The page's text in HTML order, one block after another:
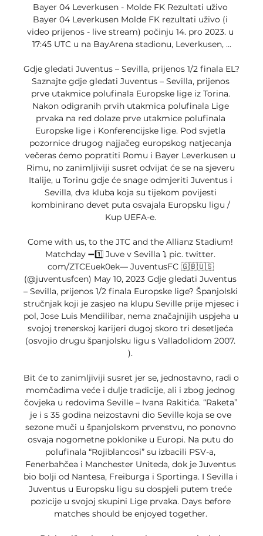
Bayer 04 Leverkusen - Molde FK Rezultati uživo
Bayer 04 Leverkusen Molde FK rezultati uživo (i
video prijenos - live stream) počinju 14. pro 2023. u
17:45 UTC u na BayArena stadionu, Leverkusen, ...
Gdje gledati Juventus – Sevilla, prijenos 1/2 finala EL?
Saznajte gdje gledati Juventus – Sevilla, prijenos
prve utakmice polufinala Europske lige iz Torina.
Nakon odigranih prvih utakmica polufinala Lige
prvaka na red dolaze prve utakmice polufinala
Europske lige i Konferencijske lige. Pod svjetla
pozornice drugog najjačeg europskog natjecanja
večeras ćemo popratiti Romu i Bayer Leverkusen u
Rimu, no zanimljiviji susret odvijat će se na sjeveru
Italije, u Torinu gdje će snage odmjeriti Juventus i
Sevilla, dva kluba koja su tijekom povijesti
kombinirano devet puta osvajala Europsku ligu /
Kup UEFA-e.
Come with us, to the JTC and the Allianz Stadium!
Matchday ➖1️⃣ Juve v Sevilla ⤵️ pic. twitter.
com/ZTCEuek0ek— JuventusFC 🇬🇧🇺🇸
(@juventusfcen) May 10, 2023 Gdje gledati Juventus
– Sevilla, prijenos 1/2 finala Europske lige? Španjolski
stručnjak koji je zasjeo na klupu Seville prije mjesec i
pol, Jose Luis Mendilibar, nema značajnijih uspjeha u
svojoj trenerskoj karijeri dugoj skoro tri desetljeća
(osvojio drugu španjolsku ligu s Valladolidom 2007.
).
Bit će to zanimljiviji susret jer se, jednostavno, radi o
momčadima veće i dulje tradicije, ali i zbog jednog
čovjeka u redovima Seville – Ivana Rakitića. “Raketa”
je i s 35 godina neizostavni dio Seville koja se ove
sezone muči u španjolskom prvenstvu, no ponovno
osvaja nogometne poklonike u Europi. Na putu do
polufinala “Rojiblancosi” su izbacili PSV-a,
Fenerbahčea i Manchester Uniteda, dok je Juventus
bio bolji od Nantesa, Freiburga i Sportinga. I Sevilla i
Juventus u Europsku ligu su dospjeli putem treće
pozicije u svojoj skupini Lige prvaka. Days before
matches should be enjoyed together.